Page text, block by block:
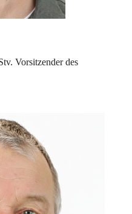
Vorsitzender des